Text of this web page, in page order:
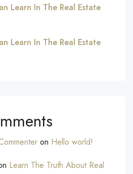
Learn In The Real Estate
Learn In The Real Estate
on Hello world!
Learn The Truth About Real